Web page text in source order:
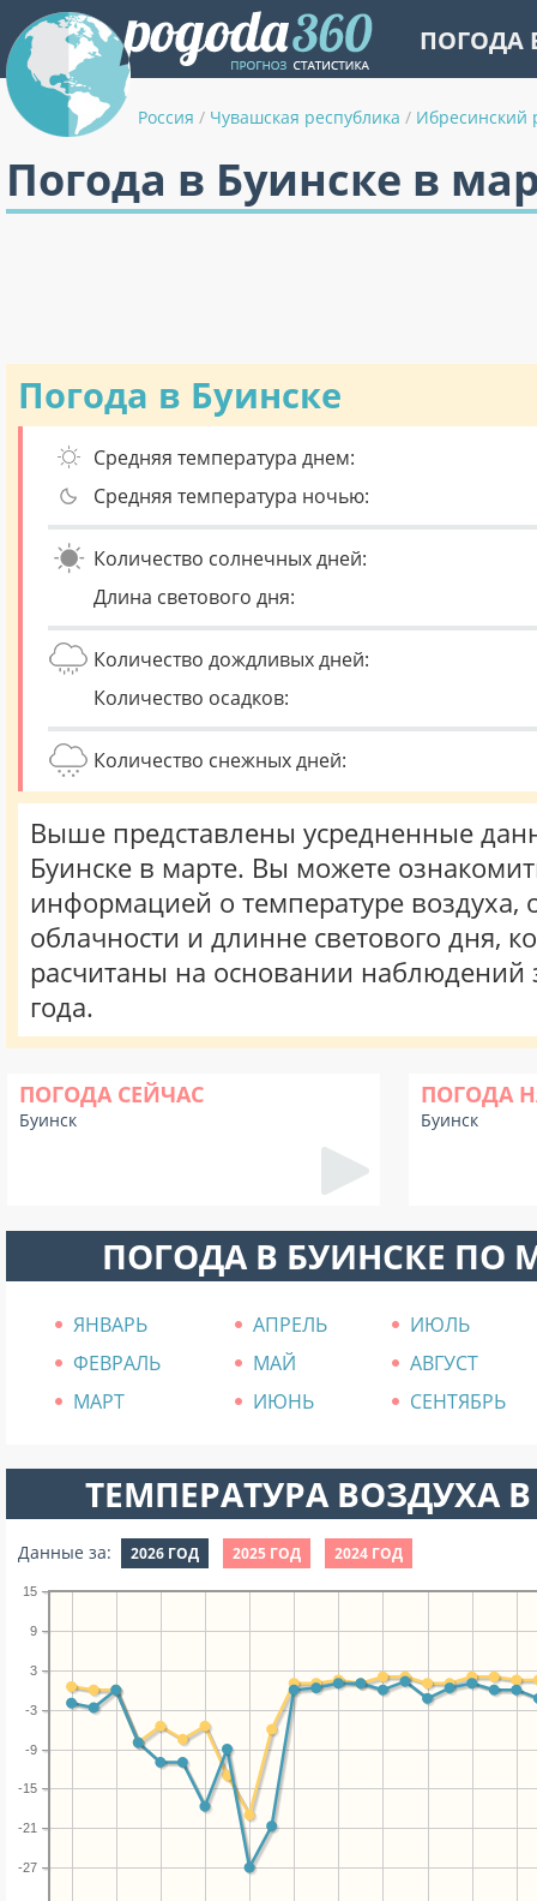
ПОГОДА
Россия / Чувашская республика / Ибресинский
Погода в Буинске в
Погода в Буинске
Средняя температура днем:
Средняя температура ночью:
Количество солнечных дней:
Длина светового дня:
Количество дождливых дней:
Количество осадков:
Количество снежных дней:
Выше представлены усредненные
Буинске в марте. Вы можете
информацией о температуре воздуха,
облачности и длинне светового дня,
расчитаны на основании наблюдений
года.
ПОГОДА СЕЙЧАС
Буинск
ПОГОДА
Буинск
ПОГОДА В БУИНСКЕ ПО
ЯНВАРЬ АПРЕЛЬ
ИЮЛЬ
ФЕВРАЛЬ
МАЙ
АВГУСТ
МАРТ
ИЮНЬ СЕНТЯБРЬ
ТЕМПЕРАТУРА ВОЗДУХА В
Данные за: 2026 ГОД 2025 ГОД 2024 ГОД
-27
-21
-15
-9
-3
3
9
15